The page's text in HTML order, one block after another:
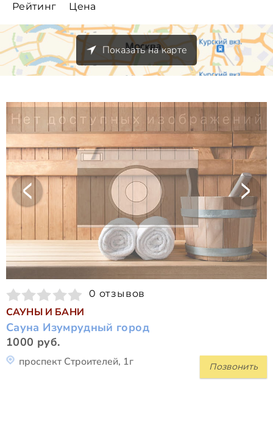
Рейтинг Цена
Показать на карте
0 отзывов
САУНЫ И БАНИ
Сауна Изумрудный город
1000 руб.
Позвонить
проспект Строителей, 1г